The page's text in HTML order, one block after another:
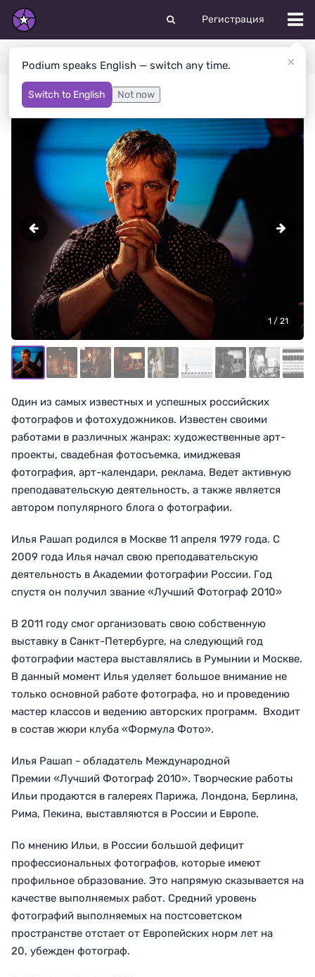
Регистрация
Podium speaks English — switch any time.
Switch to English Not now
Илья Рашап
1 / 21
Один из самых известных и успешных российских
фотографов и фотохудожников. Известен своими
работами в различных жанрах: художественные арт-
проекты, свадебная фотосъемка, имиджевая
фотография, арт-календари, реклама. Ведет активную
преподавательскую деятельность, а также является
автором популярного блога о фотографии.
Илья Рашап родился в Москве 11 апреля 1979 года. С
2009 года Илья начал свою преподавательскую
деятельность в Академии фотографии России. Год
спустя он получил звание «Лучший Фотограф 2010»
В 2011 году смог организовать свою собственную
выставку в Санкт-Петербурге, на следующий год
фотографии мастера выставлялись в Румынии и Москве.
В данный момент Илья уделяет большое внимание не
только основной работе фотографа, но и проведению
мастер классов и ведению авторских программ. Входит
в состав жюри клуба «Формула Фото».
Илья Рашап - обладатель Международной
Премии «Лучший Фотограф 2010». Творческие работы
Ильи продаются в галереях Парижа, Лондона, Берлина,
Рима, Пекина, выставляются в России и Европе.
По мнению Ильи, в России большой дефицит
профессиональных фотографов, которые имеют
профильное образование. Это напрямую сказывается на
качестве выполняемых работ. Средний уровень
фотографий выполняемых на постсоветском
пространстве отстает от Европейских норм лет на
20, убежден фотограф.